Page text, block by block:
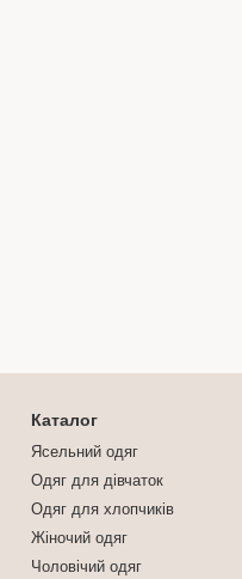
Каталог
Ясельний одяг
Одяг для дівчаток
Одяг для хлопчиків
Жіночий одяг
Чоловічий одяг